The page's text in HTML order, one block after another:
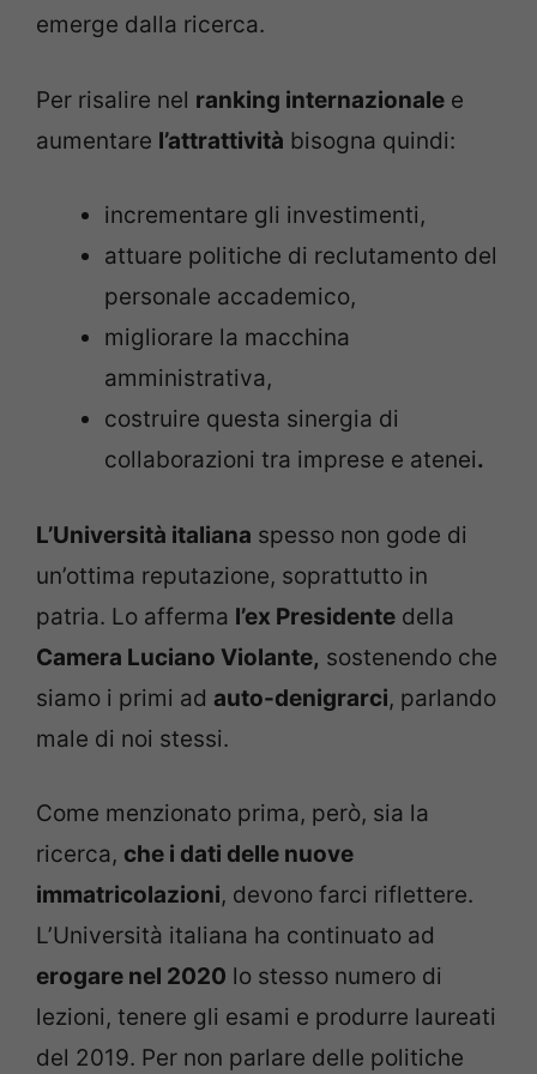
emerge dalla ricerca.
Per risalire nel ranking internazionale e
aumentare l’attrattività bisogna quindi:
incrementare gli investimenti,
attuare politiche di reclutamento del
personale accademico,
migliorare la macchina
amministrativa,
costruire questa sinergia di
collaborazioni tra imprese e atenei.
L’Università italiana spesso non gode di
un’ottima reputazione, soprattutto in
patria. Lo afferma l’ex Presidente della
Camera Luciano Violante, sostenendo che
siamo i primi ad auto-denigrarci, parlando
male di noi stessi.
Come menzionato prima, però, sia la
ricerca, che i dati delle nuove
immatricolazioni, devono farci riflettere.
L’Università italiana ha continuato ad
erogare nel 2020 lo stesso numero di
lezioni, tenere gli esami e produrre laureati
del 2019. Per non parlare delle politiche